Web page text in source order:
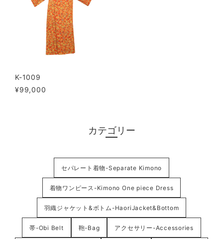
K-1009
¥99,000
カテゴリー
セパレート着物-Separate Kimono
着物ワンピース-Kimono One piece Dress
羽織ジャケット&ボトム-HaoriJacket&Bottom
帯-Obi Belt 鞄-Bag アクセサリー-Accessories